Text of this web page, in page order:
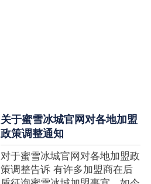
关于蜜雪冰城官网对各地加盟
政策调整通知
对于蜜雪冰城官网对各地加盟政
策调整告诉 有许多加盟商在后